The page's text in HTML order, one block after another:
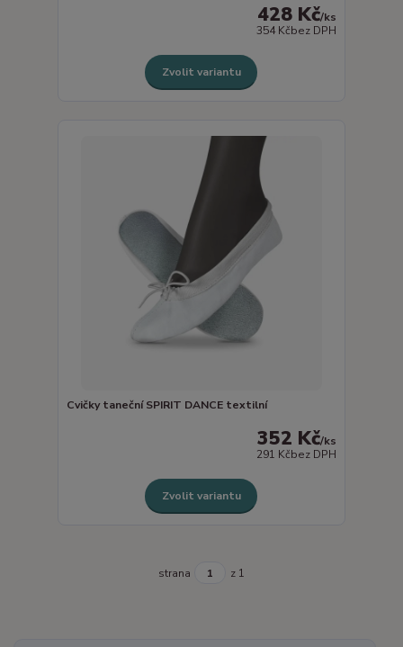
428 Kč/ks
354 Kčbez DPH
Zvolit variantu
Cvičky taneční SPIRIT DANCE textilní
352 Kč/ks
291 Kčbez DPH
Zvolit variantu
strana z 1